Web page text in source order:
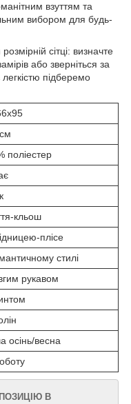
взуттям та
вибором для будь-
сітці: визначте
або зверніться за
легкістю підберемо
поліестер
кльош
плісе
стилі
рукавом
осінь/весна
В